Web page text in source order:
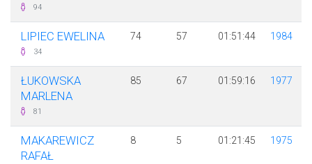
94
LIPIEC EWELINA
34
74 57 01:51:44 1984
ŁUKOWSKA
MARLENA
81
85 67 01:59:16 1977
MAKAREWICZ
RAFAŁ
8 5 01:21:45 1975